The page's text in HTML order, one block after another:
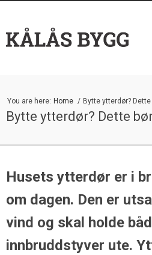
You are here: Home Bytte ytterdør?
Bytte ytterdør? Dette
Husets ytterdør er i
om dagen. Den er
vind og skal holde
innbruddstyver ute.